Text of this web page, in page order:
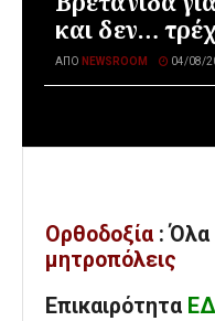
και δεν…
ΑΠΌ NEWSROOM 04/08/
Ορθοδοξία : Όλα
μητροπόλεις
Επικαιρότητα